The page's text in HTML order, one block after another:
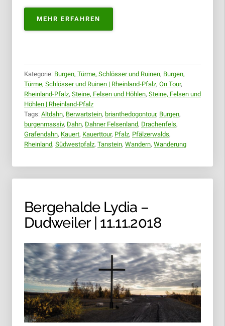
MEHR ERFAHREN
FELSENLAND
ALTDAHN
|
18.11.2018“
Kategorie: Burgen, Türme, Schlösser und Ruinen, Burgen,
Türme, Schlösser und Ruinen | Rheinland-Pfalz, On Tour,
Rheinland-Pfalz, Steine, Felsen und Höhlen, Steine, Felsen und
Höhlen | Rheinland-Pfalz
Tags: Altdahn, Berwartstein, brianthedogontour, Burgen,
burgenmassiv, Dahn, Dahner Felsenland, Drachenfels,
Grafendahn, Kauert, Kauerttour, Pfalz, Pfälzerwalds,
Rheinland, Südwestpfalz, Tanstein, Wandern, Wanderung
Bergehalde Lydia –
Dudweiler | 11.11.2018